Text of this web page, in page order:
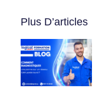
Plus D’articles